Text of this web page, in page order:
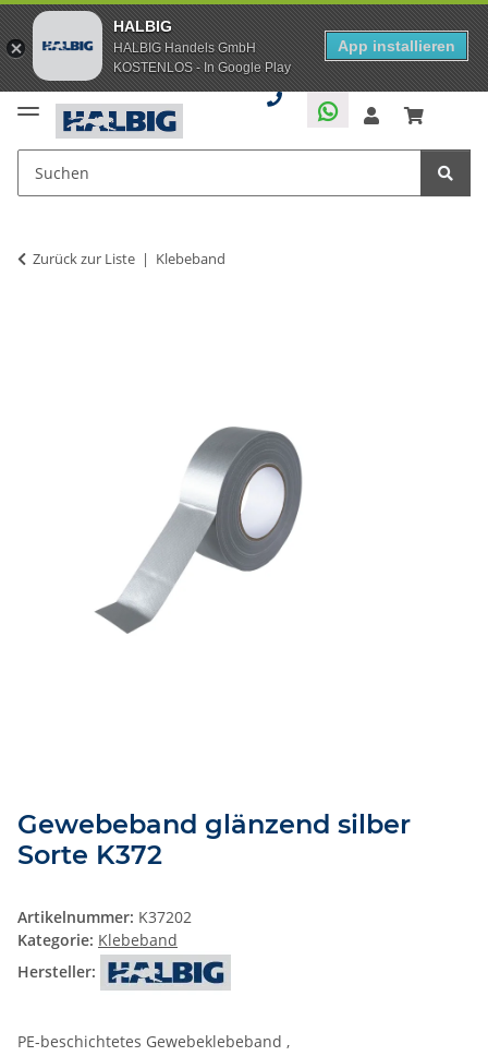
HALBIG
HALBIG Handels GmbH
KOSTENLOS - In Google Play
App installieren
Zurück zur Liste Klebeband
Gewebeband glänzend silber
Sorte K372
Artikelnummer: K37202
Kategorie: Klebeband
Hersteller:
PE-beschichtetes Gewebeklebeband ,